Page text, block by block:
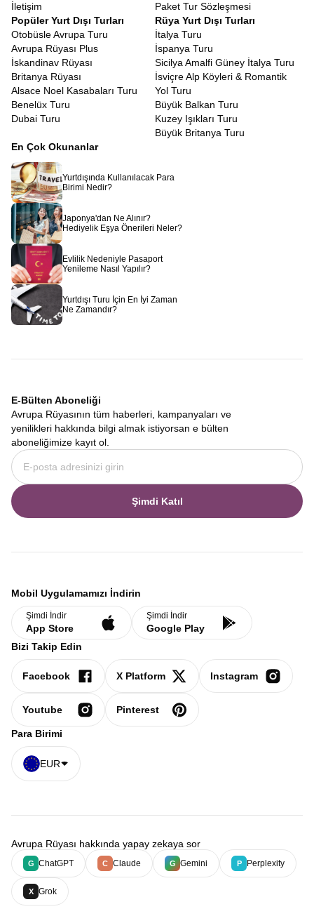
İletişim
Paket Tur Sözleşmesi
Popüler Yurt Dışı Turları
Otobüsle Avrupa Turu
Avrupa Rüyası Plus
İskandinav Rüyası
Britanya Rüyası
Alsace Noel Kasabaları Turu
Benelüx Turu
Dubai Turu
Rüya Yurt Dışı Turları
İtalya Turu
İspanya Turu
Sicilya Amalfi Güney İtalya Turu
İsviçre Alp Köyleri & Romantik
Yol Turu
Büyük Balkan Turu
Kuzey Işıkları Turu
Büyük Britanya Turu
En Çok Okunanlar
Yurtdışında Kullanılacak Para
Birimi Nedir?
Japonya'dan Ne Alınır?
Hediyelik Eşya Önerileri Neler?
Evlilik Nedeniyle Pasaport
Yenileme Nasıl Yapılır?
Yurtdışı Turu İçin En İyi Zaman
Ne Zamandır?
E-Bülten Aboneliği
Avrupa Rüyasının tüm haberleri, kampanyaları ve
yenilikleri hakkında bilgi almak istiyorsan e bülten
aboneliğimize kayıt ol.
Şimdi Katıl
Mobil Uygulamamızı İndirin
Şimdi İndir
App Store
Şimdi İndir
Google Play
Bizi Takip Edin
Facebook X Platform Instagram
Youtube Pinterest
Para Birimi
EUR
Avrupa Rüyası hakkında yapay zekaya sor
G ChatGPT C Claude G Gemini P Perplexity
X Grok